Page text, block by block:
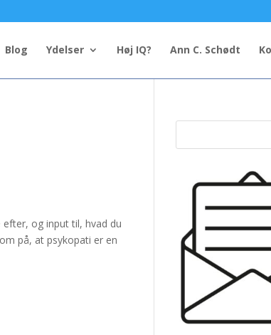
Blog Ydelser Høj IQ? Ann C. Schødt
og input til, hvad du
på, at psykopati er en